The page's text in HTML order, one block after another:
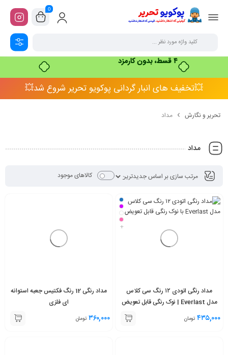
۴ قسط، بدون کارمزد
0
💥تخفیف های انبار گردانی پوکویو تحریر شروع شد💥
تحریر و نگارش مداد
مداد
کالاهای موجود
+
مداد رنگی اتودی ۱۲ رنگ سی کلاس
مدل Everlast | نوک رنگی قابل تعویض
۴۳۵,۰۰۰ تومان
مداد رنگی 12 رنگ فکتیس جعبه استوانه
ای فلزی
۳۶۰,۰۰۰ تومان